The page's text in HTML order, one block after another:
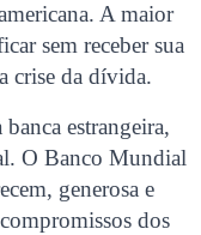
A maior
sem receber sua
crise da dívida.
estrangeira,
O Banco Mundial
generosa e
dos